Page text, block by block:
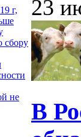
г,
сбору
не
23
В